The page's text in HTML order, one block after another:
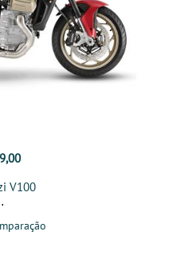
V100